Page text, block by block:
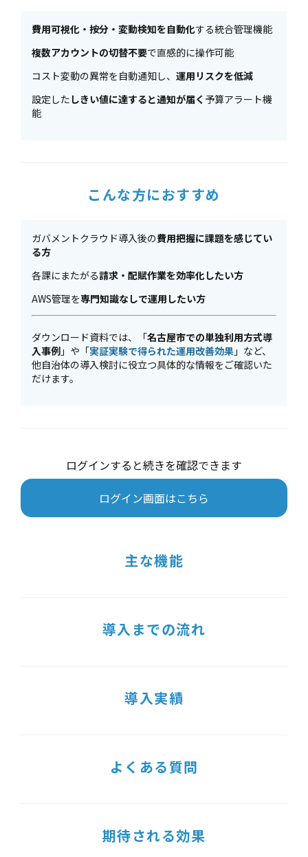
費用可視化・按分・変動検知を自動化する統合管理機能
複数アカウントの切替不要で直感的に操作可能
コスト変動の異常を自動通知し、 運用リスクを低減
設定した しきい値に達すると通知が届く 予算アラート機
能
こんな方におすすめ
ガバメントクラウド導入後の費用把握に課題を感じてい
る方
各課にまたがる請求・配賦作業を効率化したい方
AWS管理を専門知識なしで運用したい方
ダウンロード資料では、「名古屋市での単独利用方式導
入事例 」や「実証実験で得られた運用改善効果 」など、
他自治体の導入検討に役立つ具体的な情報をご確認いた
だけます。
ログインすると続きを確認できます
ログイン画面はこちら
主な機能
導入までの流れ
導入実績
よくある質問
期待される効果